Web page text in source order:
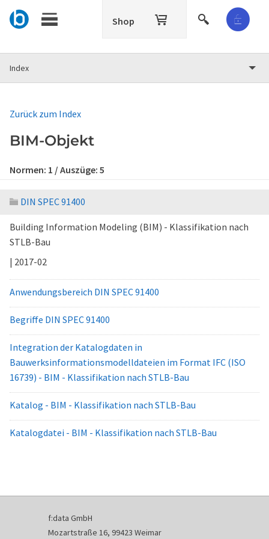
Shop
Index
Zurück zum Index
BIM-Objekt
Normen: 1 / Auszüge: 5
DIN SPEC 91400
Building Information Modeling (BIM) - Klassifikation nach
STLB-Bau
| 2017-02
Anwendungsbereich DIN SPEC 91400
Begriffe DIN SPEC 91400
Integration der Katalogdaten in
Bauwerksinformationsmodelldateien im Format IFC (ISO
16739) - BIM - Klassifikation nach STLB-Bau
Katalog - BIM - Klassifikation nach STLB-Bau
Katalogdatei - BIM - Klassifikation nach STLB-Bau
f:data GmbH
Mozartstraße 16, 99423 Weimar